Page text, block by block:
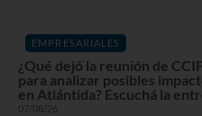
EMPRESARIALES
¿Qué dejó la reunión de
para analizar posibles
en Atlántida? Escuchá la
07/08/26